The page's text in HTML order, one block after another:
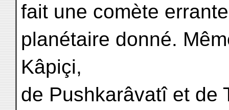
fait une comète
planétaire donné.
Kâpiçi,
de Pushkarâvatî et de